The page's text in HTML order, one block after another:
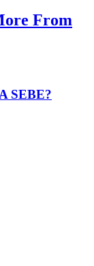
From
SEBE?